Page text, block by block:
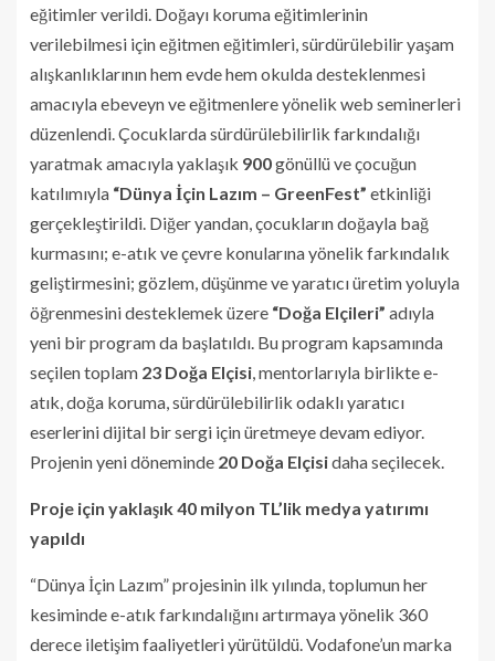
eğitimler verildi. Doğayı koruma eğitimlerinin
verilebilmesi için eğitmen eğitimleri, sürdürülebilir yaşam
alışkanlıklarının hem evde hem okulda desteklenmesi
amacıyla ebeveyn ve eğitmenlere yönelik web seminerleri
düzenlendi. Çocuklarda sürdürülebilirlik farkındalığı
yaratmak amacıyla yaklaşık 900gönüllü ve çocuğun
katılımıyla “Dünya İçin Lazım – GreenFest” etkinliği
gerçekleştirildi. Diğer yandan, çocukların doğayla bağ
kurmasını; e-atık ve çevre konularına yönelik farkındalık
geliştirmesini; gözlem, düşünme ve yaratıcı üretim yoluyla
öğrenmesini desteklemek üzere “Doğa Elçileri” adıyla
yeni bir program da başlatıldı. Bu program kapsamında
seçilen toplam 23 Doğa Elçisi , mentorlarıyla birlikte e-
atık, doğa koruma, sürdürülebilirlik odaklı yaratıcı
eserlerini dijital bir sergi için üretmeye devam ediyor.
Projenin yeni döneminde 20 Doğa Elçisidaha seçilecek.
Proje için yaklaşık 40 milyon TL’lik medya yatırımı
yapıldı
“Dünya İçin Lazım” projesinin ilk yılında, toplumun her
kesiminde e-atık farkındalığını artırmaya yönelik 360
derece iletişim faaliyetleri yürütüldü. Vodafone’un marka